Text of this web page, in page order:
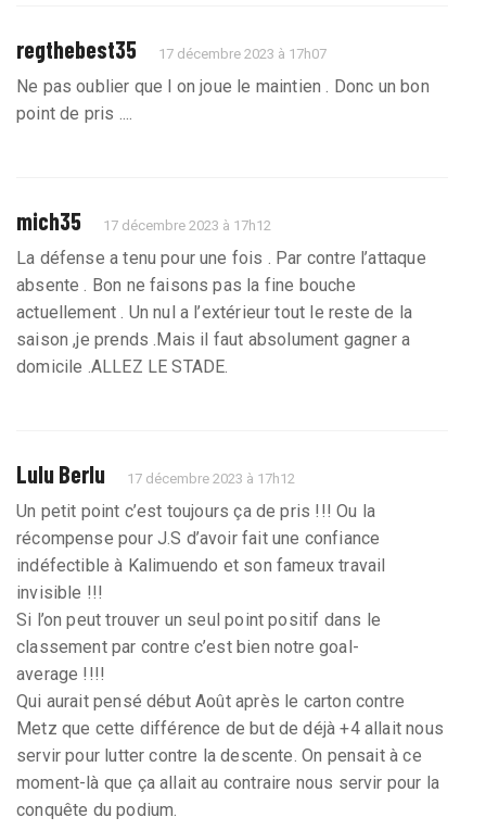
regthebest35 17 décembre 2023 à 17h07
Ne pas oublier que l on joue le maintien . Donc un bon
point de pris ....
mich35 17 décembre 2023 à 17h12
La défense a tenu pour une fois . Par contre l’attaque
absente . Bon ne faisons pas la fine bouche
actuellement . Un nul a l’extérieur tout le reste de la
saison ,je prends .Mais il faut absolument gagner a
domicile .ALLEZ LE STADE.
Lulu Berlu 17 décembre 2023 à 17h12
Un petit point c’est toujours ça de pris !!! Ou la
récompense pour J.S d’avoir fait une confiance
indéfectible à Kalimuendo et son fameux travail
invisible !!!
Si l’on peut trouver un seul point positif dans le
classement par contre c’est bien notre goal-
average !!!!
Qui aurait pensé début Août après le carton contre
Metz que cette différence de but de déjà +4 allait nous
servir pour lutter contre la descente. On pensait à ce
moment-là que ça allait au contraire nous servir pour la
conquête du podium.